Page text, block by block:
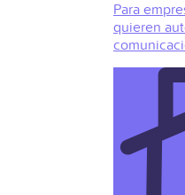
Para
quieren